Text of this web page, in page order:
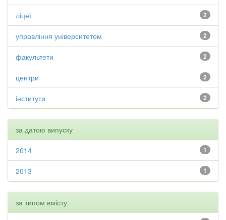
2
ліцеї
2
управління університетом
2
факультети
2
центри
2
інститути
за датою випуску
1
2014
1
2013
за типом вмісту